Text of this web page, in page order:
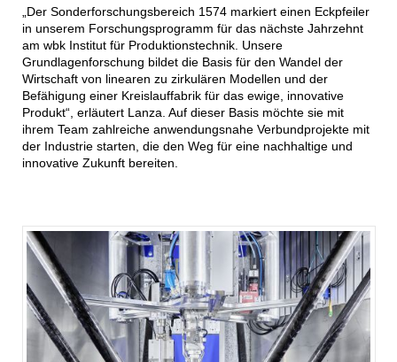
„Der Sonderforschungsbereich 1574 markiert einen Eckpfeiler
in unserem Forschungsprogramm für das nächste Jahrzehnt
am wbk Institut für Produktionstechnik. Unsere
Grundlagenforschung bildet die Basis für den Wandel der
Wirtschaft von linearen zu zirkulären Modellen und der
Befähigung einer Kreislauffabrik für das ewige, innovative
Produkt“, erläutert Lanza. Auf dieser Basis möchte sie mit
ihrem Team zahlreiche anwendungsnahe Verbundprojekte mit
der Industrie starten, die den Weg für eine nachhaltige und
innovative Zukunft bereiten.